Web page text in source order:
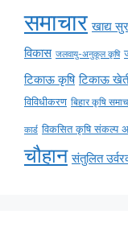
समाचार खाद्य
विकास जलवायु-अनुकूल कृषि
टिकाऊ कृषि टिकाऊ
विविधीकरण बिहार कृषि
कार्ड विकसित कृषि संकल्प
चौहान संतुलित